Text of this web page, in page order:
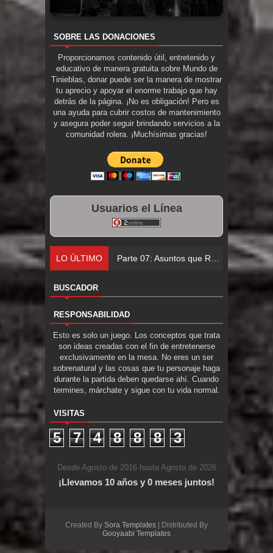
SOBRE LAS DONACIONES
Proporcionamos contenido útil, entretenido y
educativo de manera gratuita sobre Mundo de
Tinieblas, donar puede ser la manera de mostrar
tu aprecio y apoyar el enorme trabajo que hay
detrás de la página. ¡No es obligación! Pero es
una ayuda para cubrir costos de mantenimiento
y asegura poder seguir brindando servicios a la
comunidad rolera. ¡Muchísimas gracias!
Usuarios el Línea
LO ÚLTIMO Parte 07: Asuntos que Resolver
BUSCADOR
RESPONSABILIDAD
Esto es solo un juego. Los conceptos que trata
son ideas creadas con el fin de entretenerse
exclusivamente en la mesa. No eres un ser
sobrenatural y las cosas que tu personaje haga
durante la partida deben quedarse ahí. Cuando
termines, márchate y sigue con tu vida normal.
VISITAS
5 7 4 8 8 8 3
Desde Agosto de 2016 hasta Agosto de 2026
¡Llevamos 10 años y 0 meses juntos!
Created By Sora Templates | Distributed By
Gooyaabi Templates